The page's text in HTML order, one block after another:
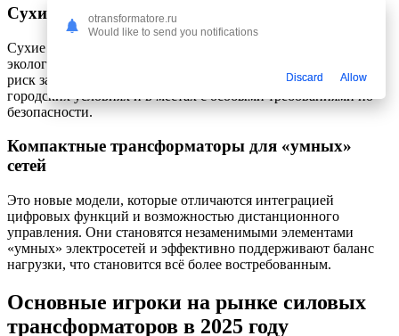
Сухие трансформаторы
Сухие трансформаторы привлекают внимание благодаря
экологическим преимуществам: отсутствие масла снижает
риск загрязнений и пожаров. Их активно внедряют в
городских условиях и в местах с особыми требованиями по
безопасности.
Компактные трансформаторы для «умных»
сетей
Это новые модели, которые отличаются интеграцией
цифровых функций и возможностью дистанционного
управления. Они становятся незаменимыми элементами
«умных» электросетей и эффективно поддерживают баланс
нагрузки, что становится всё более востребованным.
Основные игроки на рынке силовых
трансформаторов в 2025 году
otransformatore.ru
Would like to send you notifications
Discard Allow